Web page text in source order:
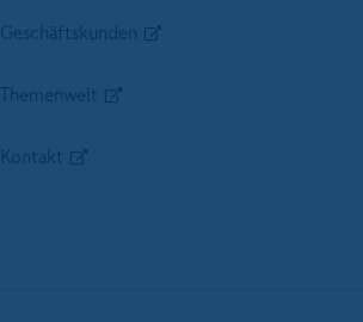
Geschäftskunden
Themenwelt
Kontakt